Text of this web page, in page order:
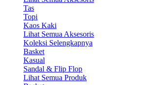
Tas
Topi
Kaos Kaki
Lihat Semua Aksesoris
Koleksi Selengkapnya
Basket
Kasual
Sandal & Flip Flop
Lihat Semua Produk